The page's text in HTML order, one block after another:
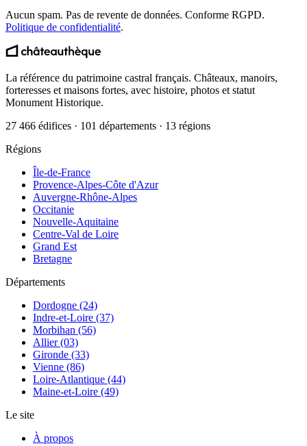
Aucun spam. Pas de revente de données. Conforme RGPD.
Politique de confidentialité.
La référence du patrimoine castral français. Châteaux, manoirs,
forteresses et maisons fortes, avec histoire, photos et statut
Monument Historique.
27 466 édifices · 101 départements · 13 régions
Régions
Île-de-France
Provence-Alpes-Côte d'Azur
Auvergne-Rhône-Alpes
Occitanie
Nouvelle-Aquitaine
Centre-Val de Loire
Grand Est
Bretagne
Départements
Dordogne (24)
Indre-et-Loire (37)
Morbihan (56)
Allier (03)
Gironde (33)
Vienne (86)
Loire-Atlantique (44)
Maine-et-Loire (49)
Le site
À propos